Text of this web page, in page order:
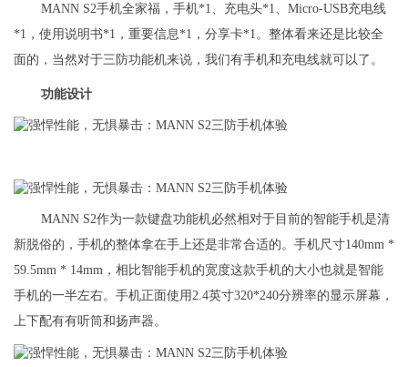
MANN S2手机全家福，手机*1、充电头*1、Micro-USB充电线
*1，使用说明书*1，重要信息*1，分享卡*1。整体看来还是比较全
面的，当然对于三防功能机来说，我们有手机和充电线就可以了。
功能设计
MANN S2作为一款键盘功能机必然相对于目前的智能手机是清
新脱俗的，手机的整体拿在手上还是非常合适的。手机尺寸140mm *
59.5mm * 14mm，相比智能手机的宽度这款手机的大小也就是智能
手机的一半左右。手机正面使用2.4英寸320*240分辨率的显示屏幕，
上下配有有听筒和扬声器。